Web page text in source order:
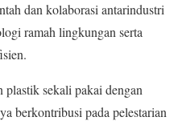
dan kolaborasi antarindustri
ramah lingkungan serta
plastik sekali pakai dengan
berkontribusi pada pelestarian